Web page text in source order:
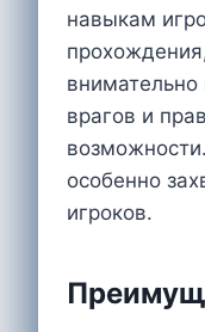
навыкам
внимательно
врагов и
особенно
игроков.